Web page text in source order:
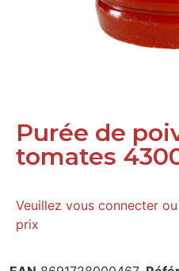
Purée de
tomates
Veuillez vous connecter
prix